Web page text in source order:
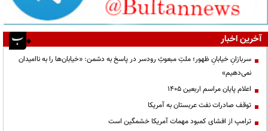
آخرین اخبار
سربازانِ خیابانِ ظهور؛ ملتِ مبعوثِ رودسر در پاسخ به دشمن: «خیابان‌ها را به ناامیدان
نمی‌دهیم»
اعلام پایان مراسم اربعین ۱۴۰۵
توقف صادرات نفت عربستان به آمریکا
ترامپ از افشای کمبود مهمات آمریکا خشمگین است